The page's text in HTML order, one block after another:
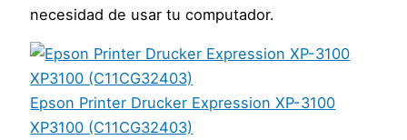
necesidad de usar tu computador.
Epson Printer Drucker Expression XP-3100
XP3100 (C11CG32403)